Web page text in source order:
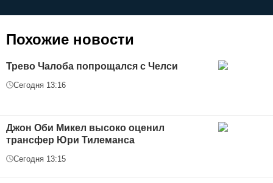
Похожие новости
Трево Чалоба попрощался с Челси
Сегодня 13:16
Джон Оби Микел высоко оценил
трансфер Юри Тилеманса
Сегодня 13:15